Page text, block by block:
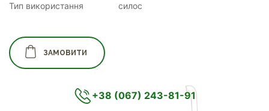
Тип використання
силос
ЗАМОВИТИ
+38 (067) 243-81-91